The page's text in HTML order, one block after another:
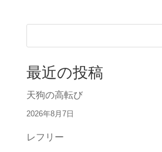
最近の投稿
天狗の高転び
2026年8月7日
レフリー